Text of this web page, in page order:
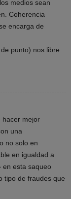
medios sean
Coherencia
encarga de
punto) nos libre
hacer mejor
una
no solo en
en igualdad a
en esta saqueo
tipo de fraudes que